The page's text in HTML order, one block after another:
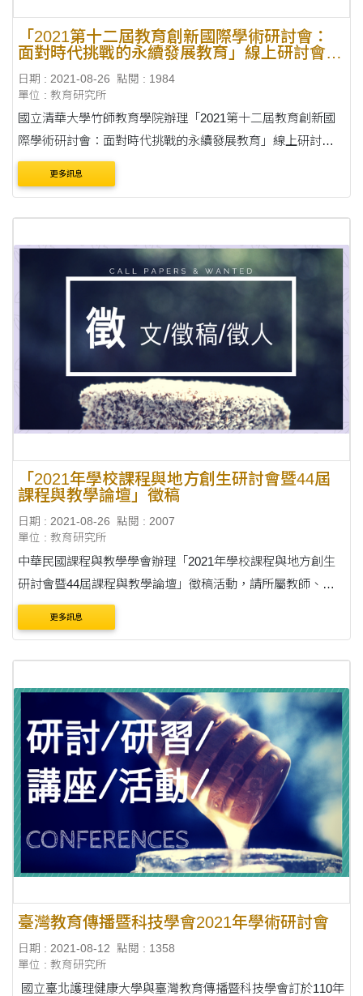
「2021第十二屆教育創新國際學術研討會：
面對時代挑戰的永續發展教育」線上研討會徵
日期 : 2021-08-26
點閱 : 1984
單位 : 教育研究所
國立清華大學竹師教育學院辦理「2021第十二屆教育創新國
際學術研討會：面對時代挑戰的永續發展教育」線上研討
會，現正對外廣徵稿件(摘要)，敬請踴躍投稿。 說明： 一、
會議時間：110年11月26日(星期五)至27日(星期六)....
更多訊息
「2021年學校課程與地方創生研討會暨44屆
課程與教學論壇」徵稿
日期 : 2021-08-26
點閱 : 2007
單位 : 教育研究所
中華民國課程與教學學會辦理「2021年學校課程與地方創生
研討會暨44屆課程與教學論壇」徵稿活動，請所屬教師、碩
博生踴躍投稿報名參與。 說明： 一、旨揭研討會歡迎針對學
校課程與地方創生相關子題投稿： (一)學....
更多訊息
臺灣教育傳播暨科技學會2021年學術研討會
日期 : 2021-08-12
點閱 : 1358
單位 : 教育研究所
國立臺北護理健康大學與臺灣教育傳播暨科技學會訂於110年